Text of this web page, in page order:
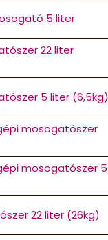
5 liter
22 liter
5 liter (6,5kg)
mosogatószer
mosogatószer 5
22 liter (26kg)